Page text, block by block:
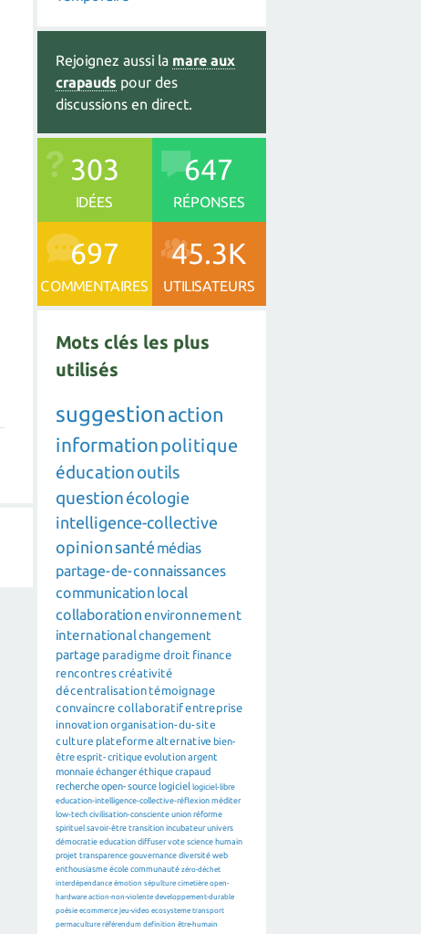
Rejoignez aussi la mare aux
crapauds pour des
discussions en direct.
303
IDÉES
647
RÉPONSES
697
COMMENTAIRES
45.3K
UTILISATEURS
Mots clés les plus
utilisés
suggestion action
informationpolitique
éducationoutils
question écologie
intelligence-collective
opinion santé médias
partage-de-connaissances
communication local
collaborationenvironnement
internationalchangement
partage paradigme droit finance
rencontrescréativité
décentralisation témoignage
convaincre collaboratifentreprise
innovation organisation-du-site
culture plateforme alternative bien-
êtreesprit-critiqueevolutionargent
monnaieéchangeréthiquecrapaud
rechercheopen-source logiciel logiciel-libre
education-intelligence-collective-réflexion méditer
low-tech civilisation-consciente union réforme
spirituel savoir-être transition incubateur univers
démocratie education diffuser vote science humain
projet transparence gouvernance diversité web
enthousiasme école communauté zéro-déchet
interdépendance émotion sépulture cimetière open-
hardware action-non-violente developpement-durable
poésie ecommerce jeu-video ecosysteme transport
permaculture référendum definition être-humain